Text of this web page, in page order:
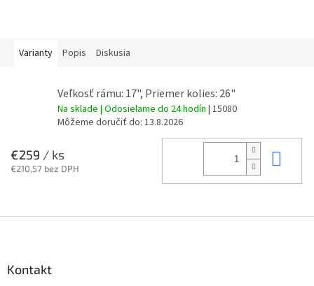
Varianty Popis Diskusia
Veľkosť rámu: 17", Priemer kolies: 26"
Na sklade | Odosielame do 24 hodín | 15080
Môžeme doručiť do: 13.8.2026
€259 / ks
€210,57 bez DPH
Kontakt